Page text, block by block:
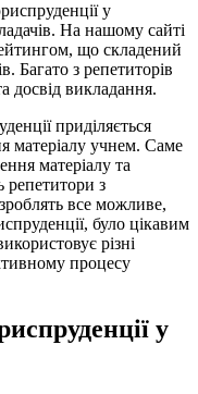
у
На нашому сайті
що складений
Багато з репетиторів
досвід викладання.
приділяється
матеріалу учнем. Саме
матеріалу та
репетитори з
все можливе,
було цікавим
різні
процесу
у